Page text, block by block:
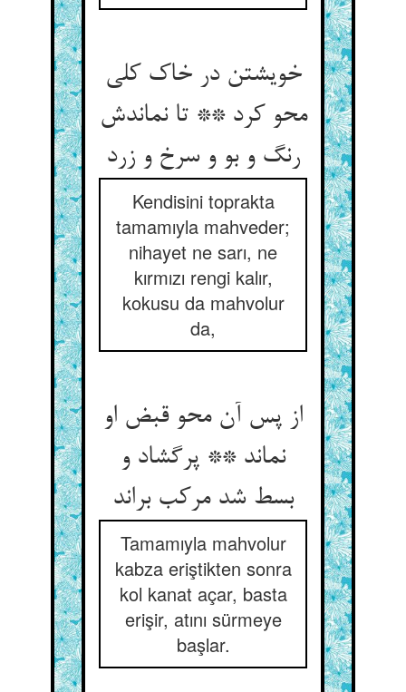
خویشتن در خاک کلی
محو کرد ** تا نماندش
رنگ و بو و سرخ و زرد
Kendisini toprakta
tamamıyla mahveder;
nihayet ne sarı, ne
kırmızı rengi kalır,
kokusu da mahvolur
da,
از پس آن محو قبض او
نماند ** پرگشاد و
بسط شد مرکب براند
Tamamıyla mahvolur
kabza eriştikten sonra
kol kanat açar, basta
erişir, atını sürmeye
başlar.